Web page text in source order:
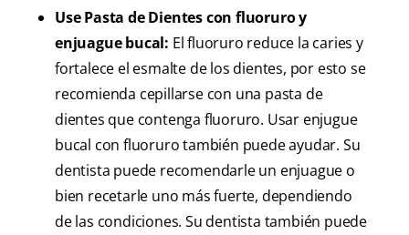
Use Pasta de Dientes con fluoruro y
enjuague bucal: El fluoruro reduce la caries y
fortalece el esmalte de los dientes, por esto se
recomienda cepillarse con una pasta de
dientes que contenga fluoruro. Usar enjugue
bucal con fluoruro también puede ayudar. Su
dentista puede recomendarle un enjuague o
bien recetarle uno más fuerte, dependiendo
de las condiciones. Su dentista también puede